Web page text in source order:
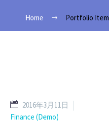
Home Portfolio Item
2016年3月11日
Finance (Demo)